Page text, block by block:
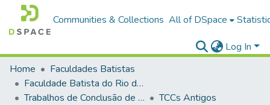
Communities & Collections All of DSpace
Log In
Home
Faculdades Batistas
Faculdade Batista do Rio de Janeiro (FABAT-RJ)
Trabalhos de Conclusão de Curso (TCC)
TCCs Antigos